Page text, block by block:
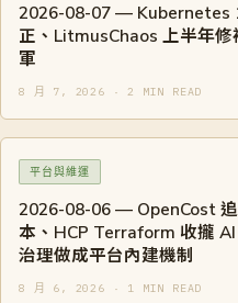
2026-08-07 — Kubernetes
正、LitmusChaos 上半年修
軍
8 月 7, 2026 · 2 MIN READ
平台與維運
2026-08-06 — OpenCost
本、HCP Terraform 收攏
治理做成平台內建機制
8 月 6, 2026 · 1 MIN READ